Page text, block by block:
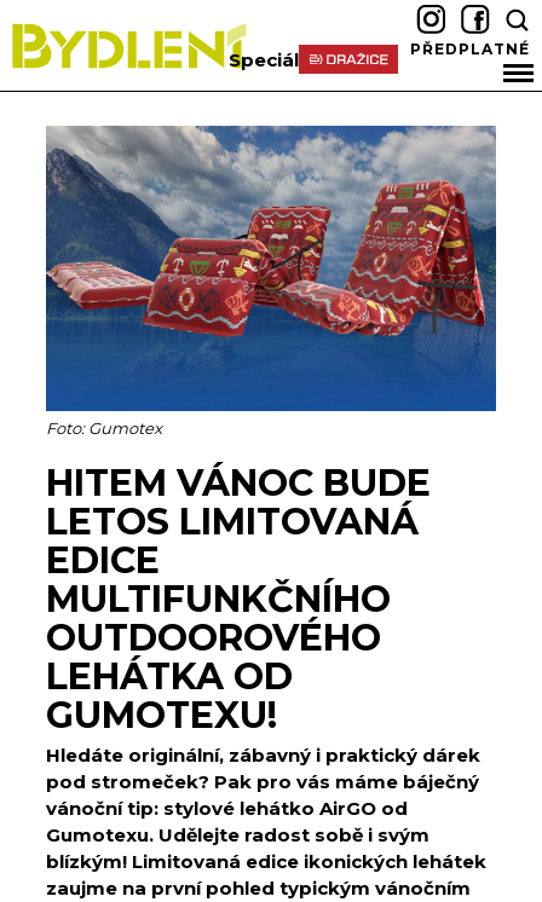
Speciál PŘEDPLATNÉ
Foto: Gumotex
HITEM VÁNOC BUDE
LETOS LIMITOVANÁ
EDICE
MULTIFUNKČNÍHO
OUTDOOROVÉHO
LEHÁTKA OD
GUMOTEXU!
Hledáte originální, zábavný i praktický dárek
pod stromeček? Pak pro vás máme báječný
vánoční tip: stylové lehátko AirGO od
Gumotexu. Udělejte radost sobě i svým
blízkým! Limitovaná edice ikonických lehátek
zaujme na první pohled typickým vánočním